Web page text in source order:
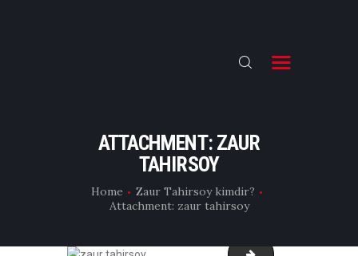
ATTACHMENT: ZAUR
TAHIRSOY
Home
Zaur Tahirsoy kimdir?
Attachment: zaur tahirsoy
TƏHSİL
FLIX
KİNO VLOG